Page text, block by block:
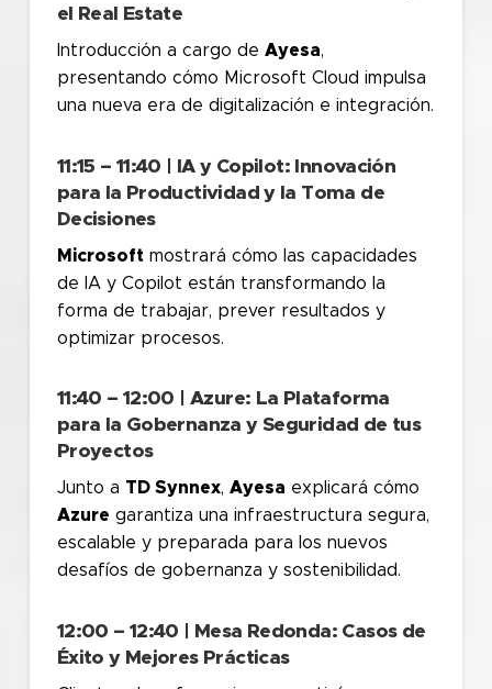
el Real Estate
Introducción a cargo de Ayesa,
presentando cómo Microsoft Cloud impulsa
una nueva era de digitalización e integración.
11:15 – 11:40 | IA y Copilot: Innovación
para la Productividad y la Toma de
Decisiones
Microsoftmostrará cómo las capacidades
de IA y Copilot están transformando la
forma de trabajar, prever resultados y
optimizar procesos.
11:40 – 12:00 | Azure: La Plataforma
para la Gobernanza y Seguridad de tus
Proyectos
Junto a TD Synnex, Ayesa explicará cómo
Azure garantiza una infraestructura segura,
escalable y preparada para los nuevos
desafíos de gobernanza y sostenibilidad.
12:00 – 12:40 | Mesa Redonda: Casos de
Éxito y Mejores Prácticas